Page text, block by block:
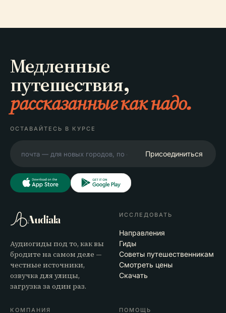
Медленные
путешествия,
рассказанные как надо.
ОСТАВАЙТЕСЬ В КУРСЕ
Присоединиться
Audiala
Аудиогиды под то, как вы
бродите на самом деле —
честные источники,
озвучка для улицы,
загрузка за один раз.
ИССЛЕДОВАТЬ
Направления
Гиды
Советы путешественникам
Смотреть цены
Скачать
КОМПАНИЯ ПОМОЩЬ